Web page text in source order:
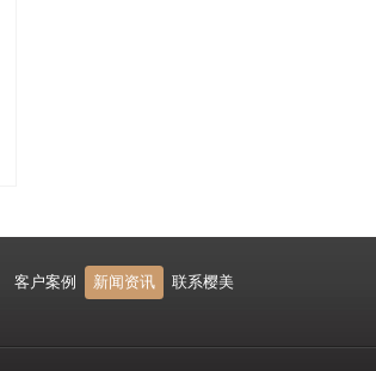
客户案例 新闻资讯 联系樱美